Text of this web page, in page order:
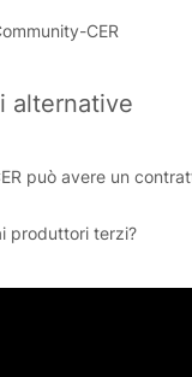
CER
alternative
può avere un
produttori terzi?